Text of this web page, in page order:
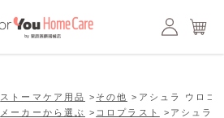
ストーマケア用品 > その他 > アシュラ ウロコ
メーカーから選ぶ > コロプラスト > アシュラ